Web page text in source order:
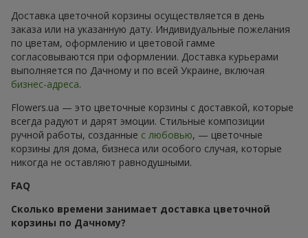
Доставка цветочной корзины осуществляется в день
заказа или на указанную дату. Индивидуальные пожелания
по цветам, оформлению и цветовой гамме
согласовываются при оформлении. Доставка курьерами
выполняется по Дачному и по всей Украине, включая
бизнес-адреса.
Flowers.ua — это цветочные корзины с доставкой, которые
всегда радуют и дарят эмоции. Стильные композиции
ручной работы, созданные с любовью, — цветочные
корзины для дома, бизнеса или особого случая, которые
никогда не оставляют равнодушными.
FAQ
Сколько времени занимает доставка цветочной
корзины по Дачному?